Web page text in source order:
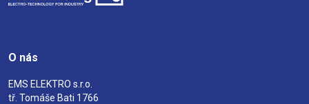
O nás
EMS ELEKTRO s.r.o.
tř. Tomáše Bati 1766